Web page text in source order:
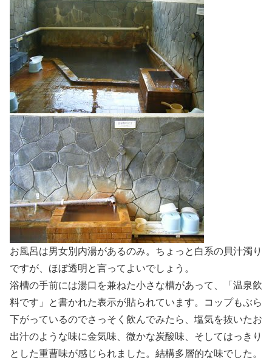
お風呂は男女別内湯があるのみ。ちょっと白系の貝汁濁り
ですが、ほぼ透明と言ってよいでしょう。
浴槽の手前には湯口を兼ねた小さな槽があって、「温泉飲
料です」と書かれた表示が貼られています。コップもぶら
下がっているのでさっそく飲んでみたら、塩気を抜いたお
出汁のような味に金気味、微かな炭酸味、そしてはっきり
とした重曹味が感じられました。結構多層的な味でした。